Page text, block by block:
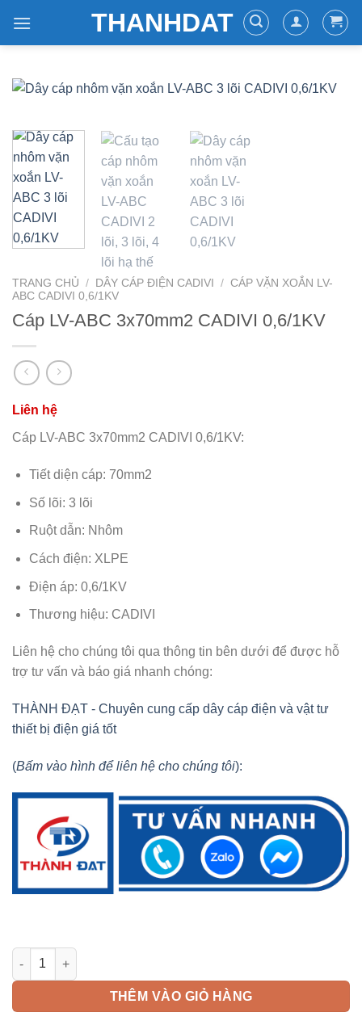
content
THANHDAT
TRANG CHỦ / DÂY CÁP ĐIỆN CADIVI / CÁP VẶN XOẮN LV-
ABC CADIVI 0,6/1KV
Cáp LV-ABC 3x70mm2 CADIVI 0,6/1KV
Cáp LV-ABC 3x70mm2 CADIVI 0,6/1KV:
Tiết diện cáp: 70mm2
Số lõi: 3 lõi
Ruột dẫn: Nhôm
Cách điện: XLPE
Điện áp: 0,6/1KV
Thương hiệu: CADIVI
Liên hệ cho chúng tôi qua thông tin bên dưới để được hỗ
trợ tư vấn và báo giá nhanh chóng:
THÀNH ĐẠT - Chuyên cung cấp dây cáp điện và vật tư
thiết bị điện giá tốt
(Bấm vào hình để liên hệ cho chúng tôi):
Cáp LV-ABC 3x70mm2 CADIVI 0,6/1KV số lượng
THÊM VÀO GIỎ HÀNG